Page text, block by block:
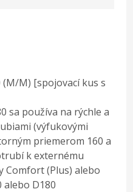
M) [spojovací kus s
sa používa na rýchle a
(výfukovými
priemerom 160 a
k externému
Comfort (Plus) alebo
D180